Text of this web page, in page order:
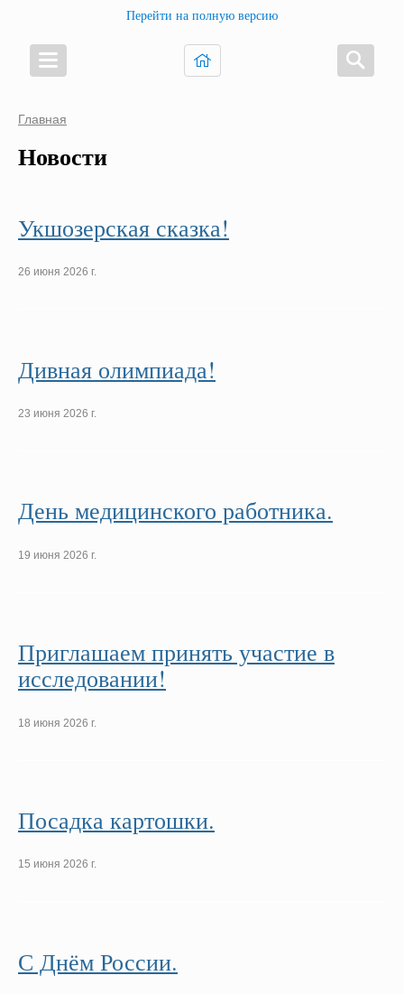
Перейти на полную версию
Главная
Новости
Укшозерская сказка!
26 июня 2026 г.
Дивная олимпиада!
23 июня 2026 г.
День медицинского работника.
19 июня 2026 г.
Приглашаем принять участие в
исследовании!
18 июня 2026 г.
Посадка картошки.
15 июня 2026 г.
С Днём России.